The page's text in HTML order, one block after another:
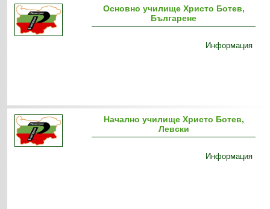
Основно училище Христо Ботев,
Българене
Информация
Начално училище Христо Ботев,
Левски
Информация